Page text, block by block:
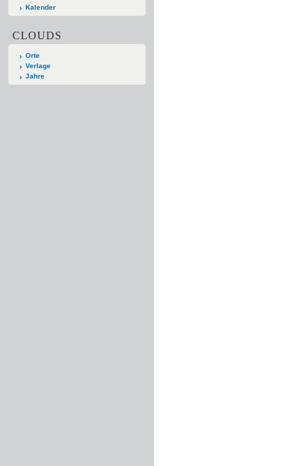
Kalender
CLOUDS
Orte
Verlage
Jahre